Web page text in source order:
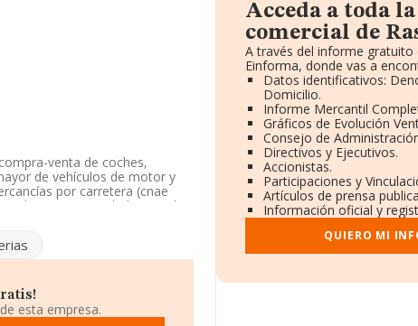
venta de coches,
de vehículos de motor y
por carretera (cnae
como Sociedad Limitada.
vehículos de motor ligeros'.
de teléfono 913886403.
fiscal en Calle Del Pintor
Madrid.
esta empresa.
Acceda a toda
comercial de
A través del informe
Einforma, donde vas a
Datos identificativos:
Domicilio.
Informe Mercantil
Gráficos de Evolución
Consejo de
Directivos y Ejecutivos.
Accionistas.
Participaciones y
Artículos de prensa
Información oficial y
QUIERO MI